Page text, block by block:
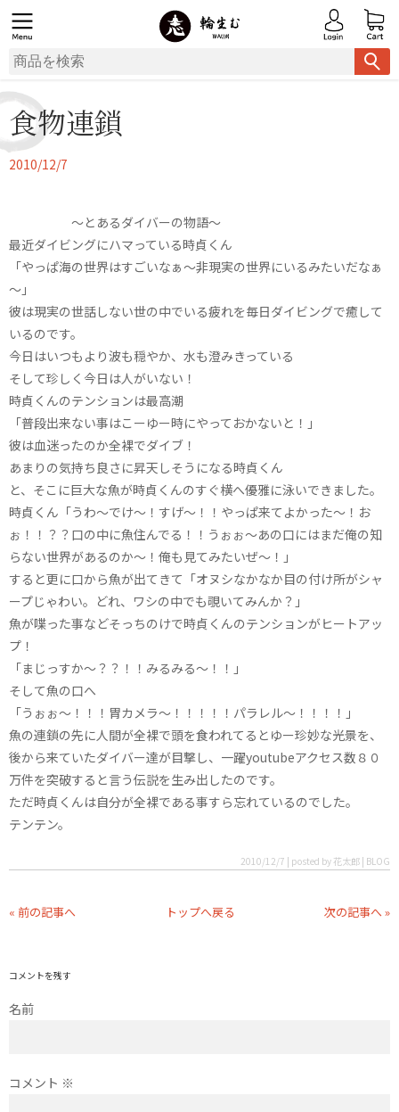
食物連鎖
2010/12/7
～とあるダイバーの物語～
最近ダイビングにハマっている時貞くん
「やっぱ海の世界はすごいなぁ～非現実の世界にいるみたいだなぁ
～」
彼は現実の世話しない世の中でいる疲れを毎日ダイビングで癒して
いるのです。
今日はいつもより波も穏やか、水も澄みきっている
そして珍しく今日は人がいない！
時貞くんのテンションは最高潮
「普段出来ない事はこーゆー時にやっておかないと！」
彼は血迷ったのか全裸でダイブ！
あまりの気持ち良さに昇天しそうになる時貞くん
と、そこに巨大な魚が時貞くんのすぐ横へ優雅に泳いできました。
時貞くん「うわ～でけ～！すげ～！！やっぱ来てよかった～！お
ぉ！！？？口の中に魚住んでる！！うぉぉ～あの口にはまだ俺の知
らない世界があるのか～！俺も見てみたいぜ～！」
すると更に口から魚が出てきて「オヌシなかなか目の付け所がシャ
ープじゃわい。どれ、ワシの中でも覗いてみんか？」
魚が喋った事などそっちのけで時貞くんのテンションがヒートアッ
プ！
「まじっすか～？？！！みるみる～！！」
そして魚の口へ
「うぉぉ～！！！胃カメラ～！！！！！パラレル～！！！！」
魚の連鎖の先に人間が全裸で頭を食われてるとゆー珍妙な光景を、
後から来ていたダイバー達が目撃し、一躍youtubeアクセス数８０
万件を突破すると言う伝説を生み出したのです。
ただ時貞くんは自分が全裸である事すら忘れているのでした。
テンテン。
2010/12/7 | posted by 花太郎 | BLOG
« 前の記事へ トップへ戻る 次の記事へ »
コメントを残す
名前
コメント ※